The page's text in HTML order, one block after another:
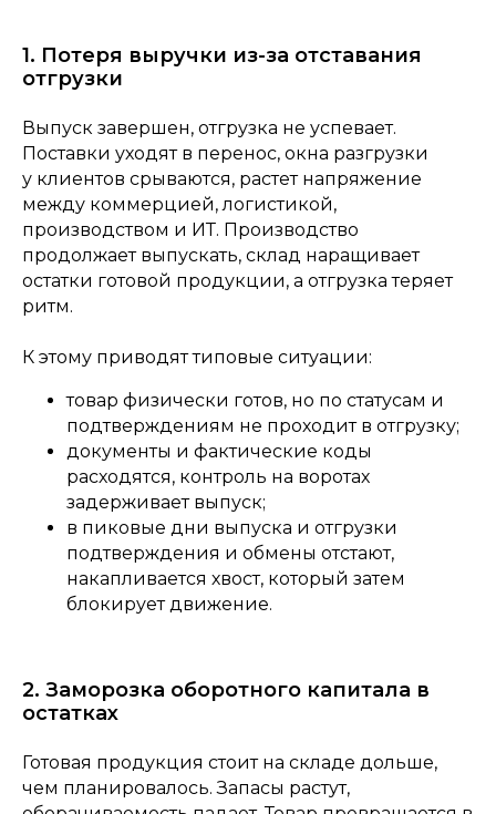
1. Потеря выручки из-за отставания
отгрузки
Выпуск завершен, отгрузка не успевает.
Поставки уходят в перенос, окна разгрузки
у клиентов срываются, растет напряжение
между коммерцией, логистикой,
производством и ИТ. Производство
продолжает выпускать, склад наращивает
остатки готовой продукции, а отгрузка теряет
ритм.
К этому приводят типовые ситуации:
товар физически готов, но по статусам и
подтверждениям не проходит в отгрузку;
документы и фактические коды
расходятся, контроль на воротах
задерживает выпуск;
в пиковые дни выпуска и отгрузки
подтверждения и обмены отстают,
накапливается хвост, который затем
блокирует движение.
2. Заморозка оборотного капитала в
остатках
Готовая продукция стоит на складе дольше,
чем планировалось. Запасы растут,